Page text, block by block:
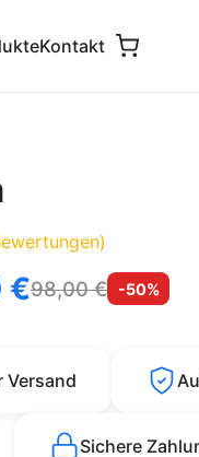
Kontakt
€98,00 € -50%
Versand
Sichere